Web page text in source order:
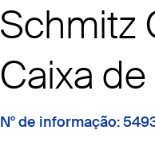
Schmitz
Caixa
N° de informação: